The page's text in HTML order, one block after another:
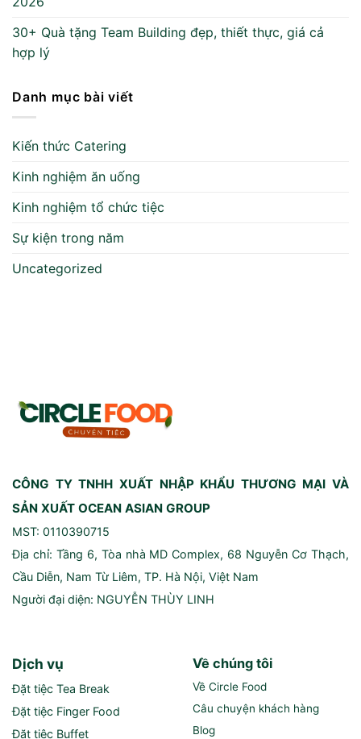
30+ Quà tặng Team Building đẹp, thiết thực, giá cả
hợp lý
Danh mục bài viết
Kiến thức Catering
Kinh nghiệm ăn uống
Kinh nghiệm tổ chức tiệc
Sự kiện trong năm
Uncategorized
CÔNG TY TNHH XUẤT NHẬP KHẨU THƯƠNG MẠI VÀ
SẢN XUẤT OCEAN ASIAN GROUP
MST: 0110390715
Địa chỉ: Tầng 6, Tòa nhà MD Complex, 68 Nguyễn Cơ Thạch,
Cầu Diễn, Nam Từ Liêm, TP. Hà Nội, Việt Nam
Người đại diện: NGUYỄN THÙY LINH
Dịch vụ
Đặt tiệc Tea Break
Đặt tiệc Finger Food
Đặt tiệc Buffet
Về chúng tôi
Về Circle Food
Câu chuyện khách hàng
Blog